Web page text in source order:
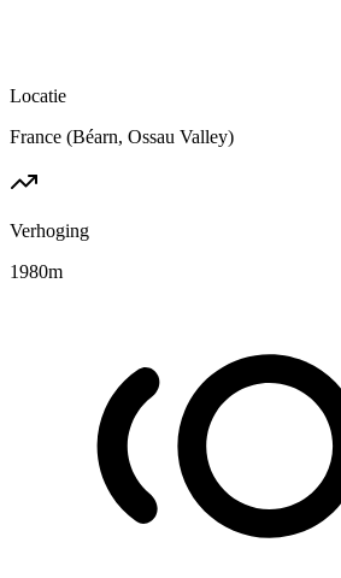
Locatie
France (Béarn, Ossau Valley)
Verhoging
1980m